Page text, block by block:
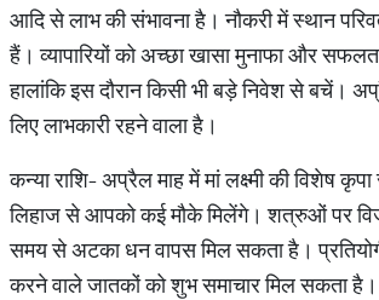
आदि से लाभ की संभावना है। नौकरी में स्थान
हैं। व्यापारियों को अच्छा खासा मुनाफा और
हालांकि इस दौरान किसी भी बड़े निवेश से बचें।
लिए लाभकारी रहने वाला है।
कन्या राशि- अप्रैल माह में मां लक्ष्मी की विशेष
लिहाज से आपको कई मौके मिलेंगे। शत्रुओं पर
समय से अटका धन वापस मिल सकता है। प्रतियोगी
करने वाले जातकों को शुभ समाचार मिल सकता है।